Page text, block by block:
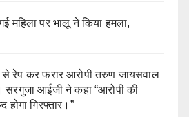
महिला पर भालू ने किया हमला,
से रेप कर फरार आरोपी तरुण जायसवाल
आईजी ने कहा “आरोपी की
गिरफ्तार।”